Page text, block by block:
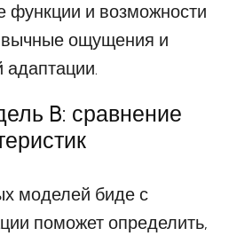
функции и возможности
ощущения и
адаптации.
B: сравнение
моделей биде с
поможет определить,